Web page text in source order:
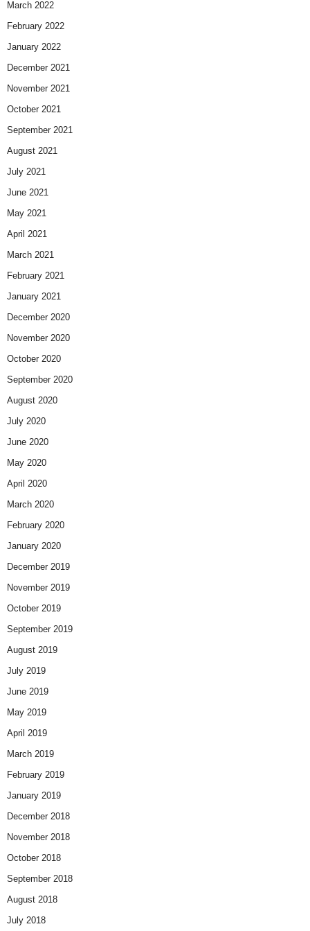
March 2022
February 2022
January 2022
December 2021
November 2021
October 2021
September 2021
August 2021
July 2021
June 2021
May 2021
April 2021
March 2021
February 2021
January 2021
December 2020
November 2020
October 2020
September 2020
August 2020
July 2020
June 2020
May 2020
April 2020
March 2020
February 2020
January 2020
December 2019
November 2019
October 2019
September 2019
August 2019
July 2019
June 2019
May 2019
April 2019
March 2019
February 2019
January 2019
December 2018
November 2018
October 2018
September 2018
August 2018
July 2018